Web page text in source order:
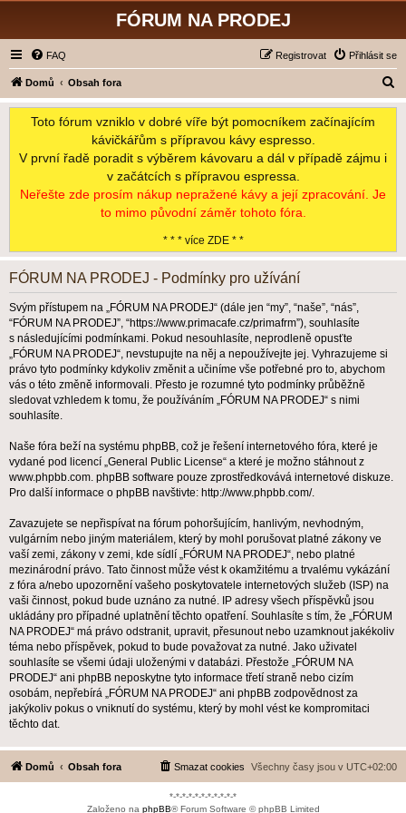
FÓRUM NA PRODEJ
FAQ Přihlásit se
Registrovat
Domů Obsah fora
l
Toto fórum vzniklo v dobré víře být pomocníkem začínajícím
kávičkářům s přípravou kávy espresso.
V první řadě poradit s výběrem kávovaru a dál v případě zájmu i
v začátcích s přípravou espressa.
Neřešte zde prosím nákup nepražené kávy a její zpracování. Je
to mimo původní záměr tohoto fóra.
* * * více ZDE * *
FÓRUM NA PRODEJ - Podmínky pro užívání
Svým přístupem na „FÓRUM NA PRODEJ“ (dále jen “my”, “naše”, “nás”,
“FÓRUM NA PRODEJ”, “https://www.primacafe.cz/primafrm”), souhlasíte
s následujícími podmínkami. Pokud nesouhlasíte, neprodleně opusťte
„FÓRUM NA PRODEJ“, nevstupujte na něj a nepoužívejte jej. Vyhrazujeme si
právo tyto podmínky kdykoliv změnit a učiníme vše potřebné pro to, abychom
vás o této změně informovali. Přesto je rozumné tyto podmínky průběžně
sledovat vzhledem k tomu, že používáním „FÓRUM NA PRODEJ“ s nimi
souhlasíte.
Naše fóra beží na systému phpBB, což je řešení internetového fóra, které je
vydané pod licencí „General Public License“ a které je možno stáhnout z
www.phpbb.com. phpBB software pouze zprostředkovává internetové diskuze.
Pro další informace o phpBB navštivte: http://www.phpbb.com/.
Zavazujete se nepřispívat na fórum pohoršujícím, hanlivým, nevhodným,
vulgárním nebo jiným materiálem, který by mohl porušovat platné zákony ve
vaší zemi, zákony v zemi, kde sídlí „FÓRUM NA PRODEJ“, nebo platné
mezinárodní právo. Tato činnost může vést k okamžitému a trvalému vykázání
z fóra a/nebo upozornění vašeho poskytovatele internetových služeb (ISP) na
vaši činnost, pokud bude uznáno za nutné. IP adresy všech příspěvků jsou
ukládány pro případné uplatnění těchto opatření. Souhlasíte s tím, že „FÓRUM
NA PRODEJ“ má právo odstranit, upravit, přesunout nebo uzamknout jakékoliv
téma nebo příspěvek, pokud to bude považovat za nutné. Jako uživatel
souhlasíte se všemi údaji uloženými v databázi. Přestože „FÓRUM NA
PRODEJ“ ani phpBB neposkytne tyto informace třetí straně nebo cizím
osobám, nepřebírá „FÓRUM NA PRODEJ“ ani phpBB zodpovědnost za
jakýkoliv pokus o vniknutí do systému, který by mohl vést ke kompromitaci
těchto dat.
Domů Obsah fora Všechny časy jsou v UTC+02:00
Smazat cookies
*-*-*-*-*-*-*-*-*-*-*
Založeno na phpBB® Forum Software © phpBB Limited